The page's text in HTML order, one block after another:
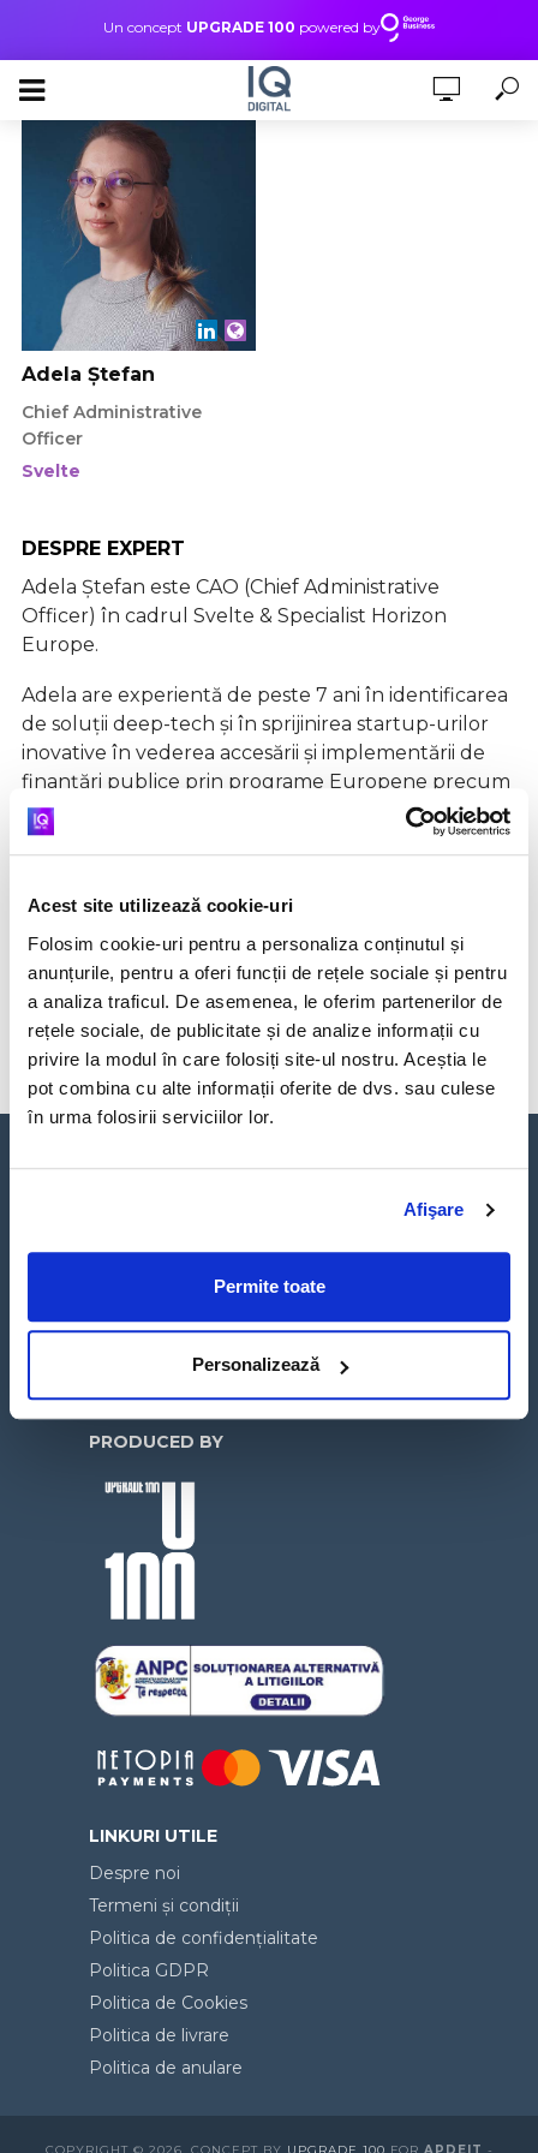
Acest site utilizează cookie-uri
Folosim cookie-uri pentru a personaliza conținutul și
anunțurile, pentru a oferi funcții de rețele sociale și pentru
a analiza traficul. De asemenea, le oferim partenerilor de
rețele sociale, de publicitate și de analize informații cu
privire la modul în care folosiți site-ul nostru. Aceștia le
pot combina cu alte informații oferite de dvs. sau culese
în urma folosirii serviciilor lor.
Afişare
Permite toate
Personalizează
Un concept UPGRADE 100 powered by
Adela Ștefan
Chief Administrative
Officer
Svelte
DESPRE EXPERT
Adela Ștefan este CAO (Chief Administrative
Officer) în cadrul Svelte & Specialist Horizon
Europe.
Adela are experientă de peste 7 ani în identificarea
de soluții deep-tech și în sprijinirea startup-urilor
inovative în vederea accesării și implementării de
finanțări publice prin programe Europene precum
Horizon2020 și Horizon Europe.
În 2019, Adela s-a alăturat echipei Svelte și a adus în
€2.4M prin care startupul brașovean dezvoltă
soluții pentru producția de elemente complexe în
construcții de 40 de ori mai rapid și care folosesc cu
40% mai puțin beton.
Un concept hybrid media creat de
UPGRADE 100 în parteneriat cu
George Business, platforma de
PRODUCED BY
LINKURI UTILE
Despre noi
Termeni și condiții
Politica de confidențialitate
Politica GDPR
Politica de Cookies
Politica de livrare
Politica de anulare